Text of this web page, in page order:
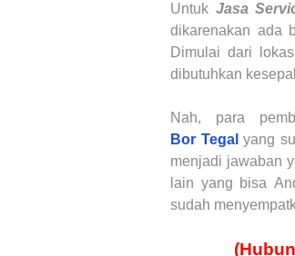
Untuk Jasa
dikarenakan ada
Dimulai dari
dibutuhkan
Nah, para
Bor Tegal yang
menjadi jawaban
lain yang bisa
sudah